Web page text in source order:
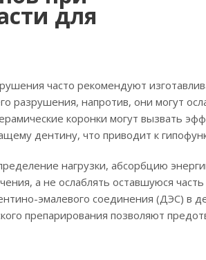
для
часто рекомендуют
напротив, они могут
коронки могут вызвать
дентину, что приводит к
нагрузки, абсорбцию
а не ослаблять оставшуюся
эмалевого соединения (ДЭС) в
препарирования позволяют